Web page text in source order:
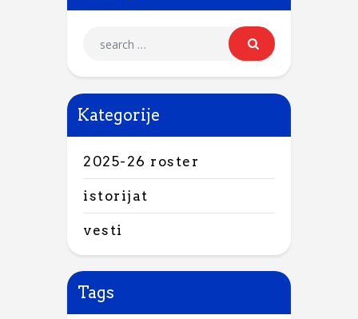
Kategorije
2025-26 roster
istorijat
vesti
Tags